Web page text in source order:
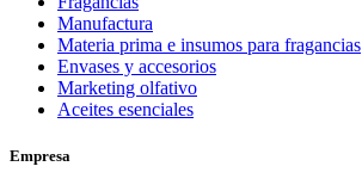
Manufactura
Materia prima e insumos para fragancias
Envases y accesorios
Marketing olfativo
Aceites esenciales
Empresa